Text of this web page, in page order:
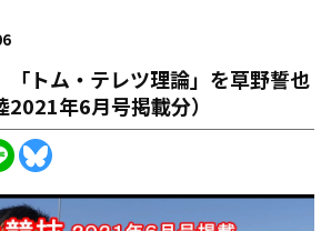
「トム・テレツ理論」を草野誓也
2021年6月号掲載分）